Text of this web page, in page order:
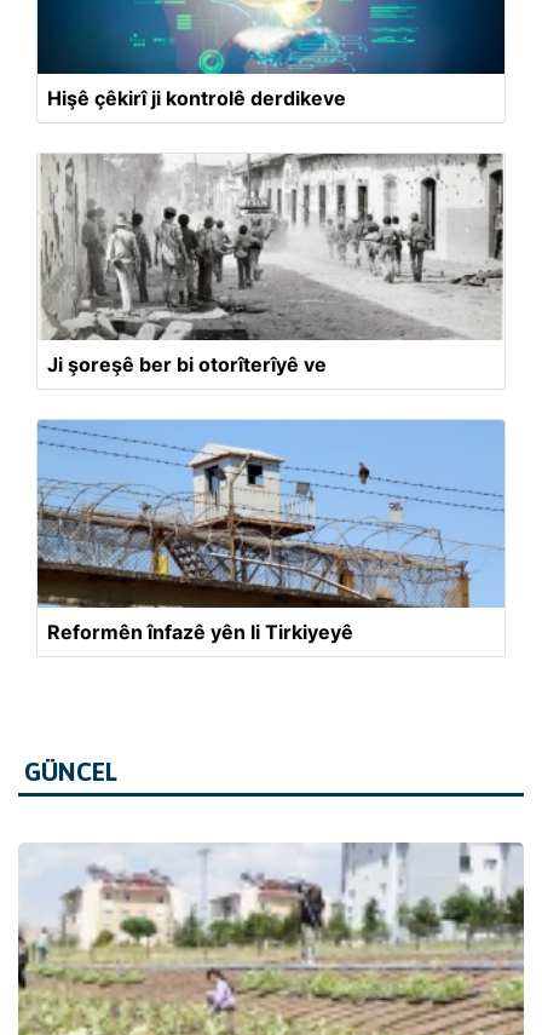
Hişê çêkirî ji kontrolê derdikeve
Ji şoreşê ber bi otorîterîyê ve
Reformên înfazê yên li Tirkiyeyê
GÜNCEL